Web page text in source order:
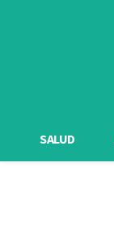
SALUD